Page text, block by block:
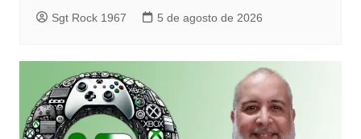
Sgt Rock 1967 5 de agosto de 2026